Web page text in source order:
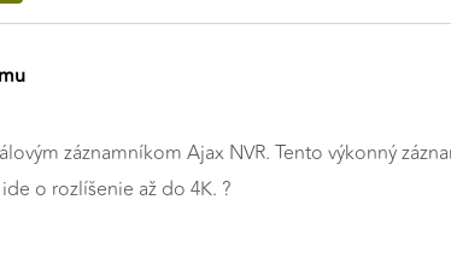
záznamníkom Ajax NVR. Tento výkonný
o rozlíšenie až do 4K. ?